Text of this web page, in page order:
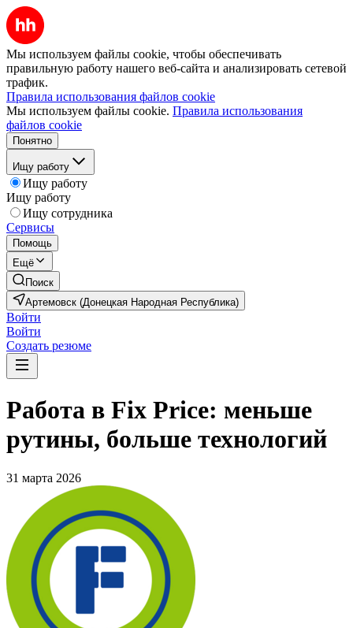
Мы используем файлы cookie, чтобы обеспечивать
правильную работу нашего веб-сайта и анализировать сетевой
трафик.
Правила использования файлов cookie
Мы используем файлы cookie. Правила использования
файлов cookie
Понятно
Ищу работу
Ищу работу
Ищу работу
Ищу сотрудника
Сервисы
Помощь
Ещё
Поиск
Артемовск (Донецкая Народная Республика)
Войти
Войти
Создать резюме
Работа в Fix Price: меньше
рутины, больше технологий
31 марта 2026